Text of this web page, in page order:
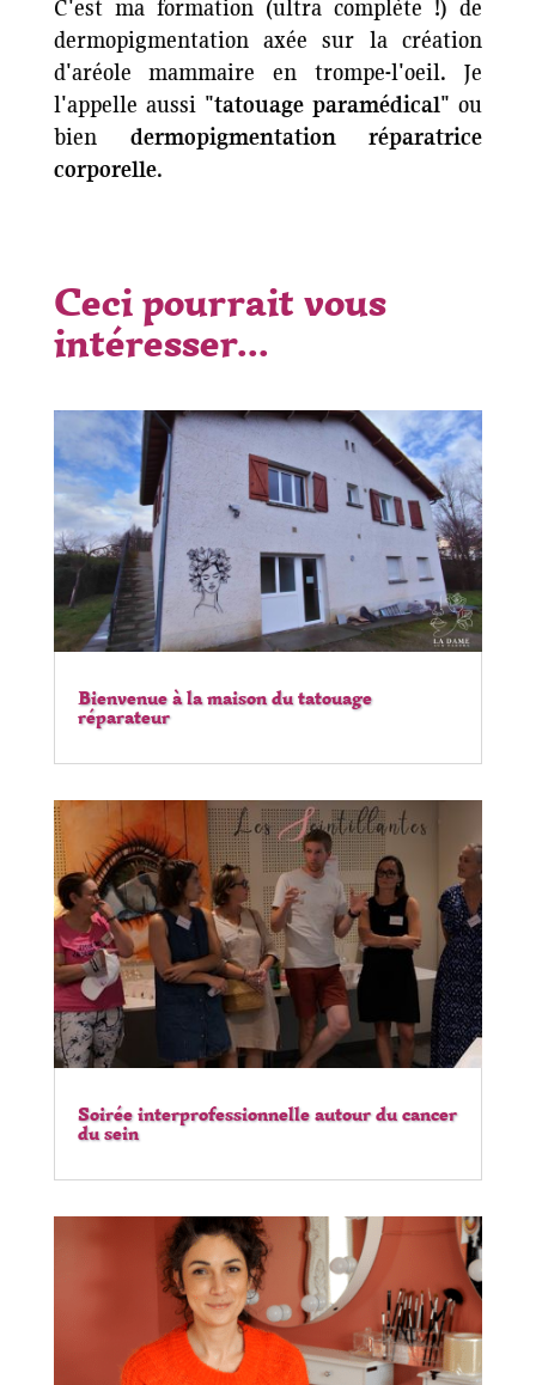
C'est ma formation (ultra complète !) de
dermopigmentation axée sur la création
d'aréole mammaire en trompe-l'oeil. Je
l'appelle aussi "tatouage paramédical" ou
bien dermopigmentation réparatrice
corporelle.
Ceci pourrait vous
intéresser...
Bienvenue à la maison du tatouage
réparateur
Soirée interprofessionnelle autour du cancer
du sein